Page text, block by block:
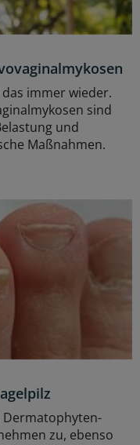
das immer wieder.
sind
und
Maßnahmen.
Dermatophyten-
zu, ebenso